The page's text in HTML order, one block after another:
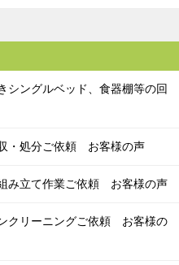
シングルベッド、食器棚等の回
・処分ご依頼 お客様の声
み立て作業ご依頼 お客様の声
クリーニングご依頼 お客様の